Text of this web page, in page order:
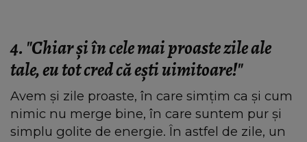
4. "Chiar și în cele mai proaste zile ale
tale, eu tot cred că ești uimitoare!"
Avem și zile proaste, în care simțim ca și cum
nimic nu merge bine, în care suntem pur și
simplu golite de energie. În astfel de zile, un